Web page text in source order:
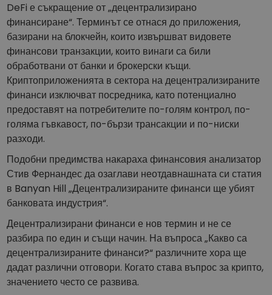
Намери своята крипто стратегия
KriptoEarn
Печелете награди с вашата криптовалута
Трезор
Спестете криптовалута за вашето бъдеще
Повтаряща се печалба
Редовно планирани инвестиции (DCA)
Сигнали за цените
Актуализации на цените на любимите ви токени в реално време
Разглеждане на активи
Открийте възможности за инвестиции
Анализ на портфолио
Интелигентни прозрения за оптималнo изпълнение
DeFi е съкращение от „децентрализирано
финансиране“. Терминът се отнася до приложения,
базирани на блокчейн, които извършват видовете
финансови транзакции, които винаги са били
обработвани от банки и брокерски къщи.
Криптоприложенията в сектора на децентрализираните
финанси изключват посредника, като потенциално
предоставят на потребителите по-голям контрол, по-
голяма гъвкавост, по-бързи трансакции и по-ниски
разходи.
Подобни предимства накараха финансовия анализатор
Стив Фернандес да озаглави неотдавнашната си статия
в Banyan Hill „Децентрализираните финанси ще убият
банковата индустрия“.
Децентрализирани финанси е нов термин и не се
разбира по един и същи начин. На въпроса „Какво са
децентрализираните финанси?“ различните хора ще
дадат различни отговори. Когато става въпрос за крипто,
значението често се развива.